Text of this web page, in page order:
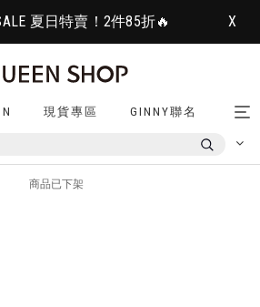
夏日特賣！2件85折🔥 X
現貨專區 GINNY聯名
商品已下架